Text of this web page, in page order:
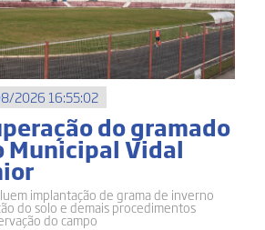
2026 16:55:02
do gramado
Municipal Vidal
implantação de grama de inverno
do solo e demais procedimentos
do campo